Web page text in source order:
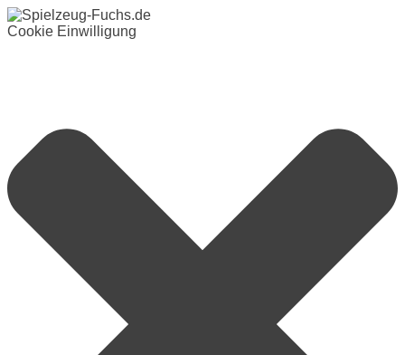
Cookie Einwilligung